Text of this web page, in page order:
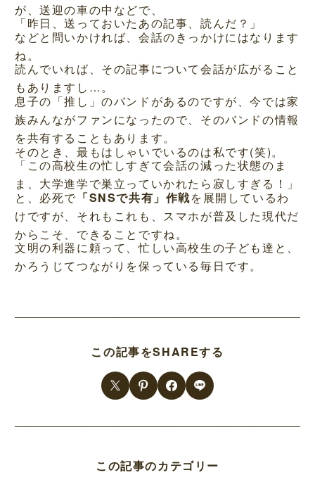
が、送迎の車の中などで、
「昨日、送っておいたあの記事、読んだ？」
などと問いかければ、会話のきっかけにはなります
ね。
読んでいれば、その記事について会話が広がること
もありますし…。
息子の「推し」のバンドがあるのですが、今では家
族みんながファンになったので、そのバンドの情報
を共有することもあります。
そのとき、最もはしゃいでいるのは私です(笑)。
「この高校生の忙しすぎて会話の減った状態のま
ま、大学進学で巣立っていかれたら寂しすぎる！」
と、必死で 「SNSで共有」作戦を展開しているわ
けですが、それもこれも、スマホが普及した現代だ
からこそ、できることですね。
文明の利器に頼って、忙しい高校生の子ども達と、
かろうじてつながりを保っている毎日です。
この記事をSHAREする
この記事のカテゴリー